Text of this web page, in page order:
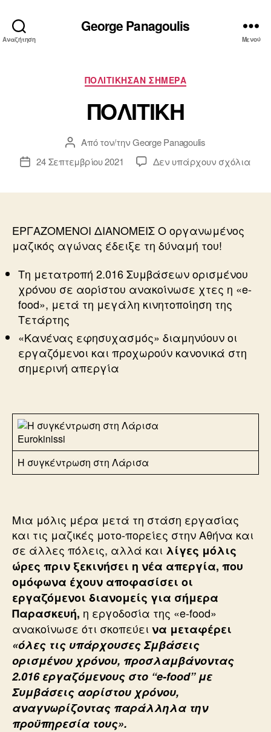
Αναζήτηση
George Panagoulis
Μενού
Κατηγορίες
ΠΟΛΙΤΙΚΗΣΑΝ ΣΗΜΕΡΑ
ΠΟΛΙΤΙΚΗ
Συντάκτης
άρθρου
Από τον/τηνGeorge Panagoulis
Ημ.24 Σεπτεμβρίου 2021 Δεν υπάρχουν σχόλιαστο
ΕΡΓΑΖΟΜΕΝΟΙ ΔΙΑΝΟΜΕΙΣ Ο οργανωμένος
μαζικός αγώνας έδειξε τη δύναμή του!
Τη μετατροπή 2.016 Συμβάσεων ορισμένου
χρόνου σε αορίστου ανακοίνωσε χτες η «e-
food», μετά τη μεγάλη κινητοποίηση της
Τετάρτης
«Κανένας εφησυχασμός» διαμηνύουν οι
εργαζόμενοι και προχωρούν κανονικά στη
σημερινή απεργία
Eurokinissi
Η συγκέντρωση στη Λάρισα
Μια μόλις μέρα μετά τη στάση εργασίας
και τις μαζικές μοτο-πορείες στην Αθήνα και
σε άλλες πόλεις, αλλά και λίγες μόλις
ώρες πριν ξεκινήσει η νέα απεργία, που
ομόφωνα έχουν αποφασίσει οι
εργαζόμενοι διανομείς για σήμερα
Παρασκευή, η εργοδοσία της «e-food»
ανακοίνωσε ότι σκοπεύεινα μεταφέρει
«όλες τις υπάρχουσες Σμβάσεις
ορισμένου χρόνου, προσλαμβάνοντας
2.016 εργαζόμενους στο “e-food” με
Συμβάσεις αορίστου χρόνου,
αναγνωρίζοντας παράλληλα την
προϋπηρεσία τους».